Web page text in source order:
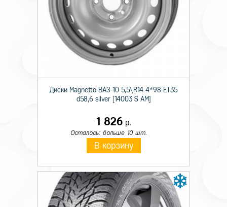
Технические характеристики
Ширина 6,0
Диаметр ступицы 57,1
Черный с
Диски Magnetto ВАЗ-10 5,5\R14 4*98 ET35
d58,6 silver [14003 S AM]
1 826р.
Осталось: больше 10 шт.
В корзину